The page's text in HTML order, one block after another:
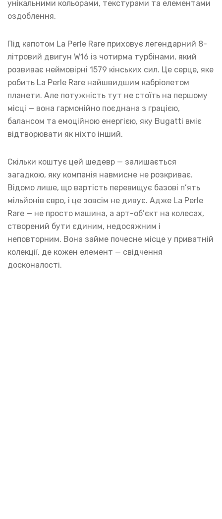
унікальними кольорами, текстурами та елементами
оздоблення.
Під капотом La Perle Rare приховує легендарний 8-
літровий двигун W16 із чотирма турбінами, який
розвиває неймовірні 1579 кінських сил. Це серце, яке
робить La Perle Rare найшвидшим кабріолетом
планети. Але потужність тут не стоїть на першому
місці — вона гармонійно поєднана з грацією,
балансом та емоційною енергією, яку Bugatti вміє
відтворювати як ніхто інший.
Скільки коштує цей шедевр — залишається
загадкою, яку компанія навмисне не розкриває.
Відомо лише, що вартість перевищує базові п’ять
мільйонів євро, і це зовсім не дивує. Адже La Perle
Rare — не просто машина, а арт-об’єкт на колесах,
створений бути єдиним, недосяжним і
неповторним. Вона займе почесне місце у приватній
колекції, де кожен елемент — свідчення
досконалості.